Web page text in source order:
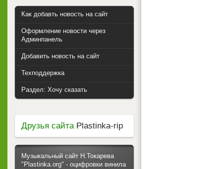
Как добавть новость на сайт
Оформление новости через
Админпанель
Добавить новость на сайт
Техподдержка
Раздел: Хочу сказать
Друзья сайтаPlastinka-rip
Музыкальный сайт Н.Токарева
"Plastinka.org" - оцифровки винила